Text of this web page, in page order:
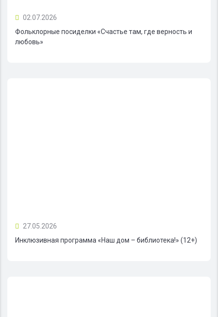
02.07.2026
Фольклорные посиделки «Счастье там, где верность и
любовь»
27.05.2026
Инклюзивная программа «Наш дом – библиотека!» (12+)